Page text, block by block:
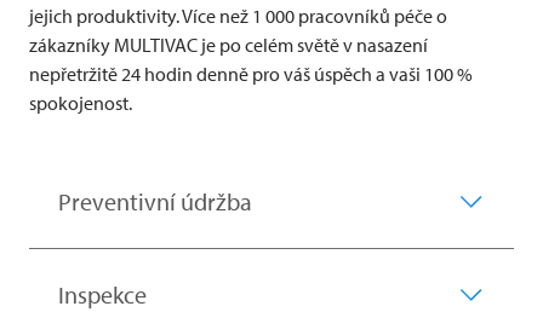
jejich produktivity. Více než 1 000 pracovníků péče o
zákazníky MULTIVAC je po celém světě v nasazení
nepřetržitě 24 hodin denně pro váš úspěch a vaši 100 %
spokojenost.
Preventivní údržba
Inspekce